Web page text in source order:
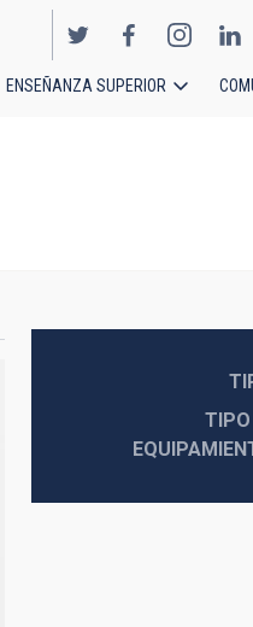
ENSEÑANZA SUPERIOR
TIPO